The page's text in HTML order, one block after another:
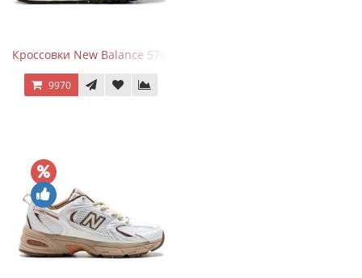
Кроссовки New Balance 574 Blue Black Red синий с красным
9970